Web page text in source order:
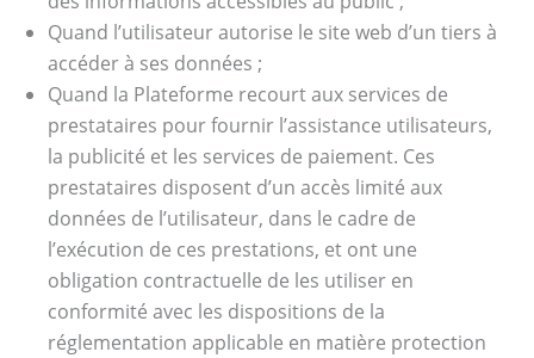
Quand l’utilisateur autorise le site web d’un tiers à
accéder à ses données ;
Quand la Plateforme recourt aux services de
prestataires pour fournir l’assistance utilisateurs,
la publicité et les services de paiement. Ces
prestataires disposent d’un accès limité aux
données de l’utilisateur, dans le cadre de
l’exécution de ces prestations, et ont une
obligation contractuelle de les utiliser en
conformité avec les dispositions de la
réglementation applicable en matière protection